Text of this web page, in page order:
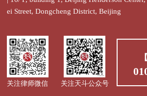
ei Street, Dongcheng District, Beijing
关注律师微信 关注天斗公众号